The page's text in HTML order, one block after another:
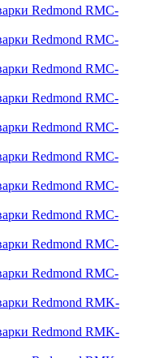
Redmond RMC-
Redmond RMC-
Redmond RMC-
Redmond RMC-
Redmond RMC-
Redmond RMC-
Redmond RMC-
Redmond RMC-
Redmond RMC-
Redmond RMC-
Redmond RMK-
Redmond RMK-